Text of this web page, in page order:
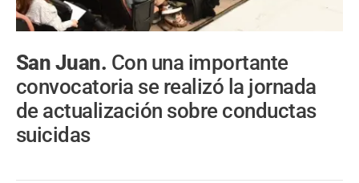
San Juan. Con una importante
convocatoria se realizó la jornada
de actualización sobre conductas
suicidas